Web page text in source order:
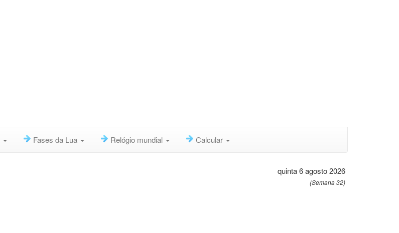
Fases da Lua Relógio mundial Calcular
quinta 6 agosto 2026
(Semana 32)